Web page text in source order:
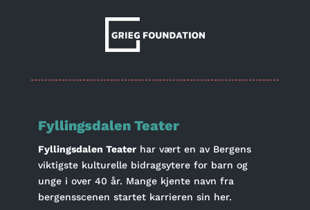
Fyllingsdalen Teater
Fyllingsdalen Teaterhar vært en av Bergens
viktigste kulturelle bidragsytere for barn og
unge i over 40 år. Mange kjente navn fra
bergensscenen startet karrieren sin her.